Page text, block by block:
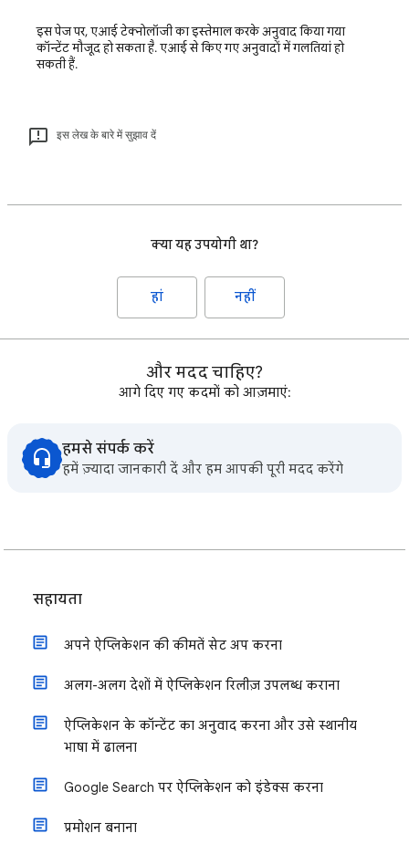
इस पेज पर, एआई टेक्नोलॉजी का इस्तेमाल करके अनुवाद किया गया
कॉन्टेंट मौजूद हो सकता है. एआई से किए गए अनुवादों में गलतियां हो
सकती हैं.
इस लेख के बारे में सुझाव दें
क्या यह उपयोगी था?
हां नहीं
और मदद चाहिए?
आगे दिए गए कदमों को आज़माएं:
हमसे संपर्क करें
हमें ज़्यादा जानकारी दें और हम आपकी पूरी मदद करेंगे
सहायता
अपने ऐप्लिकेशन की कीमतें सेट अप करना
अलग-अलग देशों में ऐप्लिकेशन रिलीज़ उपलब्ध कराना
ऐप्लिकेशन के कॉन्टेंट का अनुवाद करना और उसे स्थानीय
भाषा में ढालना
Google Search पर ऐप्लिकेशन को इंडेक्स करना
प्रमोशन बनाना